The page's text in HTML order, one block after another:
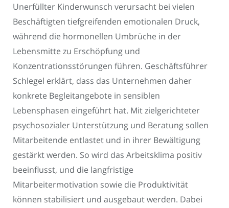
Unerfüllter Kinderwunsch verursacht bei vielen
Beschäftigten tiefgreifenden emotionalen Druck,
während die hormonellen Umbrüche in der
Lebensmitte zu Erschöpfung und
Konzentrationsstörungen führen. Geschäftsführer
Schlegel erklärt, dass das Unternehmen daher
konkrete Begleitangebote in sensiblen
Lebensphasen eingeführt hat. Mit zielgerichteter
psychosozialer Unterstützung und Beratung sollen
Mitarbeitende entlastet und in ihrer Bewältigung
gestärkt werden. So wird das Arbeitsklima positiv
beeinflusst, und die langfristige
Mitarbeitermotivation sowie die Produktivität
können stabilisiert und ausgebaut werden. Dabei